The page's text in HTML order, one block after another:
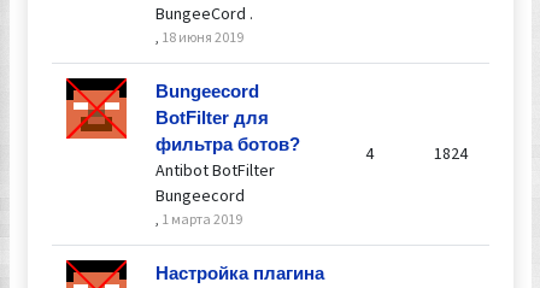
BungeeCord .
, 18 июня 2019
Bungeecord
BotFilter для
фильтра ботов?
Antibot BotFilter
Bungeecord
, 1 марта 2019
4 1824
Настройка плагина